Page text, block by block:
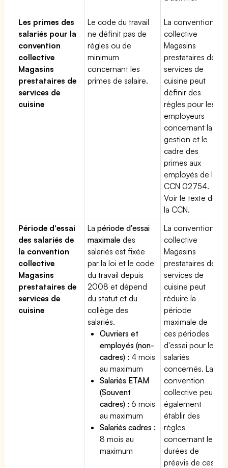
Les primes des
salariés pour la
convention
collective
Magasins
prestataires de
services de
cuisine
Le code du travail
ne définit pas de
règles ou de
minimum
concernant les
primes de salaire.
La convention
collective
Magasins
prestataires de
services de
cuisine peut
définir des
règles pour les
employeurs
concernant la
gestion et le
cadre des
primes aux
employés de la
CCN 02754.
Voir le texte de
la CCN.
Période d'essai
des salariés de
la convention
collective
Magasins
prestataires de
services de
cuisine
Lapériode d'essai
maximale des
salariés est fixée
par la loi et le code
du travail depuis
2008 et dépend
du statut et du
collège des
salariés.
Ouvriers et
employés (non-
cadres) : 4 mois
au maximum
Salariés ETAM
(Souvent
cadres) : 6 mois
au maximum
Salariés cadres :
8 mois au
maximum
La convention
collective
Magasins
prestataires de
services de
cuisine peut
réduire la
période
maximale de
ces périodes
d'essai pour les
salariés
concernés. La
convention
collective peut
également
établir des
règles
concernant les
durées de
préavis de ces